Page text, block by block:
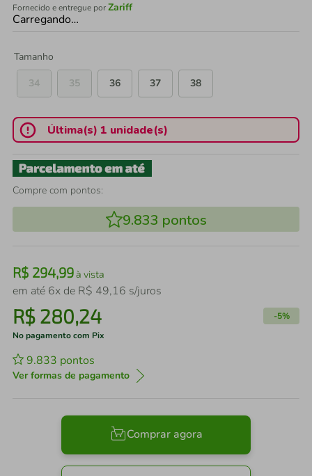
Fornecido e entregue porZariff
Carregando…
Tamanho
34
35 36 37 38
Última(s) 1 unidade(s)
Compre com pontos:
9.833 pontos
R$ 294,99à vista
em até 6x de R$ 49,16 s/juros
R$ 280,24 -5%
No pagamento com Pix
9.833 pontos
Ver formas de pagamento
Comprar agora